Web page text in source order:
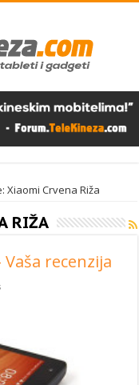
Xiaomi Crvena Riža
RIŽA
recenzija